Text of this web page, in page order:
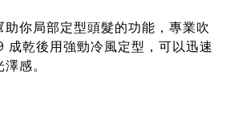
你局部定型頭髮的功能，專業吹
成乾後用強勁冷風定型，可以迅速
感。